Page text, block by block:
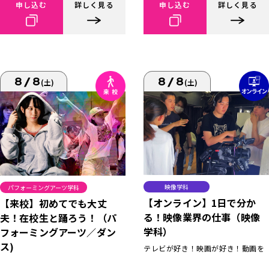
申し込む 詳しく見る 申し込む 詳しく見る
8/8(土)
パフォーミングアーツ学科
【来校】初めてでも大丈
夫！在校生と踊ろう！（パ
フォーミングアーツ／ダン
ス)
8/8(土)
映像学科
【オンライン】1日で分か
る！映像業界の仕事（映像
学科）
テレビが好き！映画が好き！動画を